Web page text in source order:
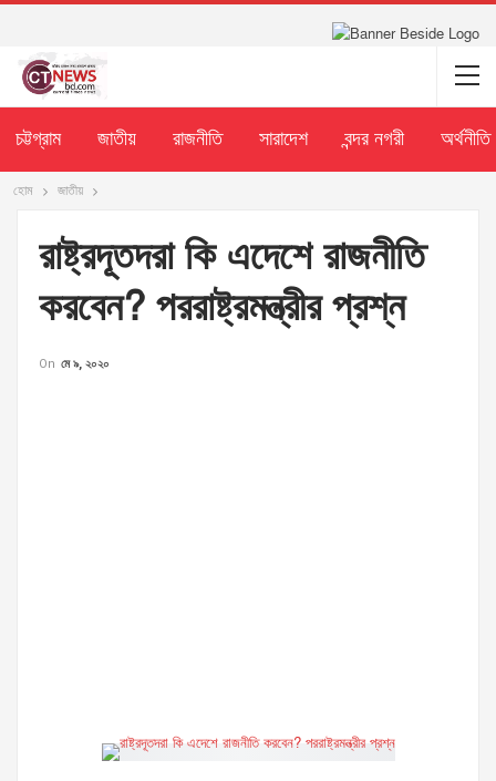
চট্টগ্রাম জাতীয় রাজনীতি সারাদেশ বন্দর নগরী অর্থনীতি
হোম জাতীয়
রাষ্ট্রদূতদরা কি এদেশে রাজনীতি
করবেন? পররাষ্ট্রমন্ত্রীর প্রশ্ন
On মে ৯, ২০২০